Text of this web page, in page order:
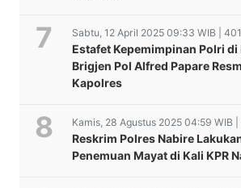
Sabtu, 12 April 2025 09:33 WIB |
Estafet Kepemimpinan Polri di
Brigjen Pol Alfred Papare
Kapolres
Kamis, 28 Agustus 2025 04:59 WIB
Reskrim Polres Nabire
Penemuan Mayat di Kali KPR